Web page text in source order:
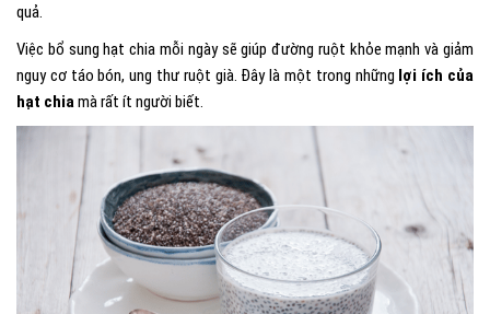
quả.
Việc bổ sung hạt chia mỗi ngày sẽ giúp đường ruột khỏe mạnh và giảm
nguy cơ táo bón, ung thư ruột già. Đây là một trong những lợi ích của
hạt chiamà rất ít người biết.